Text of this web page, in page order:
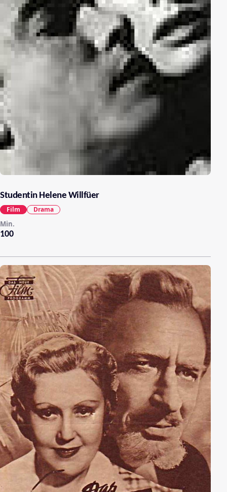
Studentin Helene Willfüer
100
Min.
Film Drama